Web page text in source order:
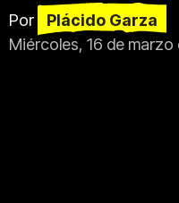
Por
Plácido Garza
Miércoles, 16 de